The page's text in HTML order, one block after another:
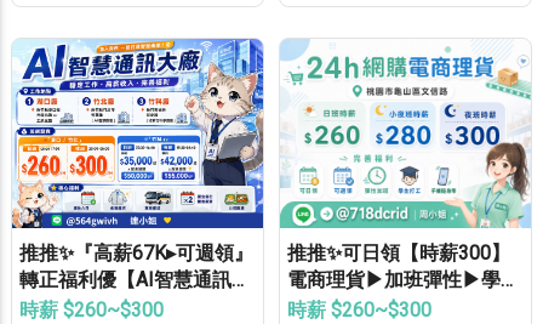
推推✨『高薪67K▸可週領』
轉正福利優【AI智慧通訊大
廠】專車接送▸供機車位▸餐
時薪 $260~$300
推推✨可日領【時薪300】
電商理貨▶加班彈性▶學生
打工▶月休8天▶高錄取
時薪 $260~$300